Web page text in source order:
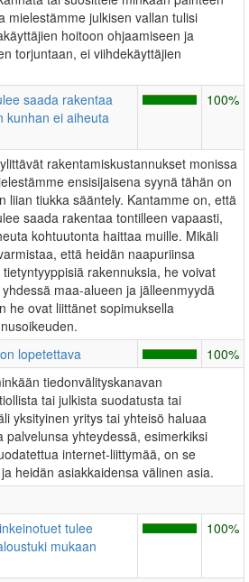
mielestämme julkisen vallan tulisi
hoitoon ohjaamiseen ja
torjuntaan, ei viihdekäyttäjien
saada rakentaa
kunhan ei aiheuta
100%
rakentamiskustannukset monissa
ensisijaisena syynä tähän on
liian tiukka sääntely. Kantamme on, että
saada rakentaa tontilleen vapaasti,
kohtuutonta haittaa muille. Mikäli
että heidän naapuriinsa
rakennuksia, he voivat
maa-alueen ja jälleenmyydä
he ovat liittänet sopimuksella
lopetettava
100%
tiedonvälityskanavan
tai julkista suodatusta tai
yksityinen yritys tai yhteisö haluaa
palvelunsa yhteydessä, esimerkiksi
internet-liittymää, on se
heidän asiakkaidensa välinen asia.
tulee
mukaan
100%